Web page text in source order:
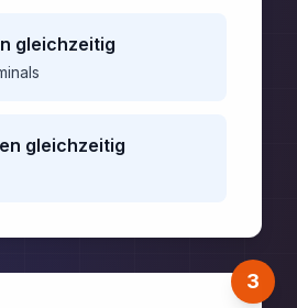
gleichzeitig
gleichzeitig
3